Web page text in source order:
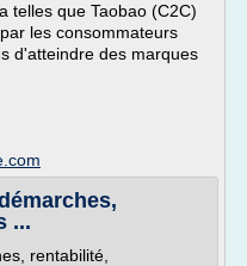
telles que Taobao (C2C)
les consommateurs
d'atteindre des marques
...
rentabilité,